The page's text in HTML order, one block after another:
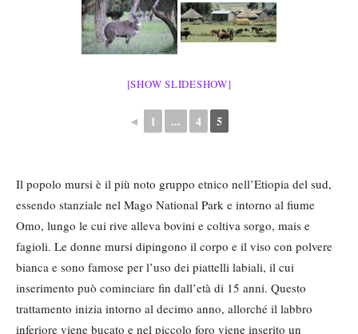
[SHOW SLIDESHOW]
◄ 1 ... 4 5
Il popolo mursi è il più noto gruppo etnico nell’Etiopia del sud,
essendo stanziale nel Mago National Park e intorno al fiume
Omo, lungo le cui rive alleva bovini e coltiva sorgo, mais e
fagioli. Le donne mursi dipingono il corpo e il viso con polvere
bianca e sono famose per l’uso dei piattelli labiali, il cui
inserimento può cominciare fin dall’età di 15 anni. Questo
trattamento inizia intorno al decimo anno, allorché il labbro
inferiore viene bucato e nel piccolo foro viene inserito un